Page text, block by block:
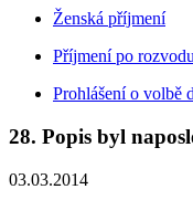
Ženská příjmení
Příjmení po
Prohlášení o volbě
28. Popis byl
03.03.2014